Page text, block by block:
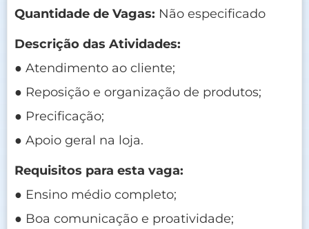
Quantidade de Vagas: Não especificado
Descrição das Atividades:
● Atendimento ao cliente;
● Reposição e organização de produtos;
● Precificação;
● Apoio geral na loja.
Requisitos para esta vaga:
● Ensino médio completo;
● Boa comunicação e proatividade;